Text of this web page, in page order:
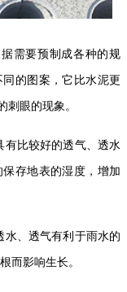
需要预制成各种的规
的图案，它比水泥更
刺眼的现象。
有比较好的透气、透水
存地表的湿度，增加
水、透气有利于雨水的
而影响生长。